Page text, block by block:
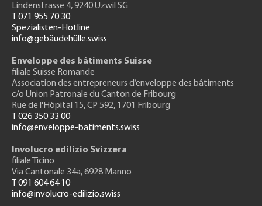
Lindenstrasse 4, 9240 Uzwil SG
T 071 955 70 30
Spezialisten-Hotline
info@gebäudehülle.swiss
Enveloppe des bâtiments Suisse
filiale Suisse Romande
Association des entrepreneurs d’enveloppe des bâtiments
c/o Union Patronale du Canton de Fribourg
Rue de l'Hôpital 15, CP 592, 1701 Fribourg
T 026 350 33 00
info@enveloppe-batiments.swiss
Involucro edilizio Svizzera
filiale Ticino
Via Cantonale 34a, 6928 Manno
T 091 604 64 10
info@involucro-edilizio.swiss